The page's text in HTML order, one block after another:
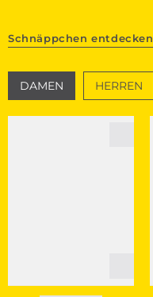
Schnäppchen entdecken
DAMEN HERREN